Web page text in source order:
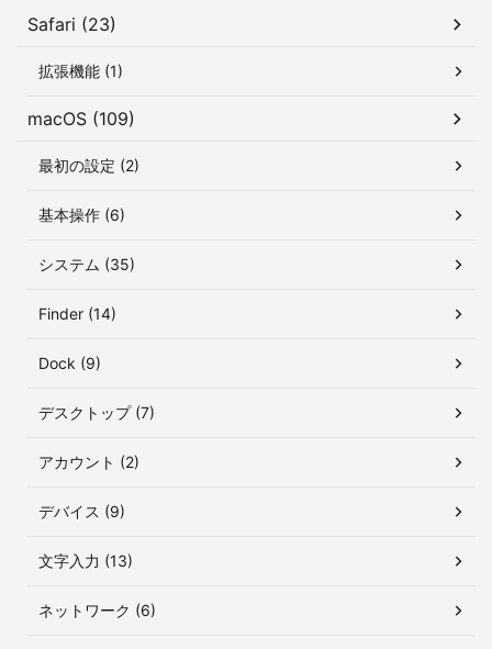
Safari (23)
拡張機能 (1)
macOS (109)
最初の設定 (2)
基本操作 (6)
システム (35)
Finder (14)
Dock (9)
デスクトップ (7)
アカウント (2)
デバイス (9)
文字入力 (13)
ネットワーク (6)